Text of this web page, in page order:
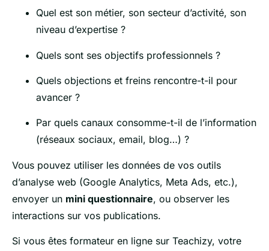
Quel est son métier, son secteur d’activité, son
niveau d’expertise ?
Quels sont ses objectifs professionnels ?
Quels objections et freins rencontre-t-il pour
avancer ?
Par quels canaux consomme-t-il de l’information
(réseaux sociaux, email, blog…) ?
Vous pouvez utiliser les données de vos outils
d’analyse web (Google Analytics, Meta Ads, etc.),
envoyer un mini questionnaire, ou observer les
interactions sur vos publications.
Si vous êtes formateur en ligne sur Teachizy, votre